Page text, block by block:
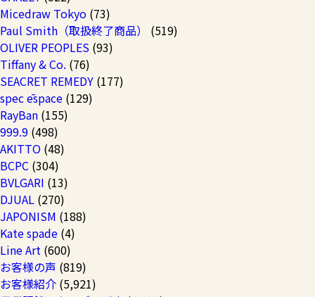
Micedraw Tokyo (73)
Paul Smith（取扱終了商品）
(519)
OLIVER PEOPLES (93)
Tiffany & Co. (76)
SEACRET REMEDY (177)
spec ēspace (129)
RayBan (155)
999.9 (498)
AKITTO (48)
BCPC (304)
BVLGARI (13)
DJUAL (270)
JAPONISM (188)
Kate spade (4)
Line Art (600)
お客様の声 (819)
お客様紹介 (5,921)